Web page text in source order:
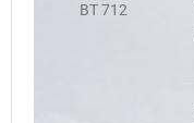
BT 712